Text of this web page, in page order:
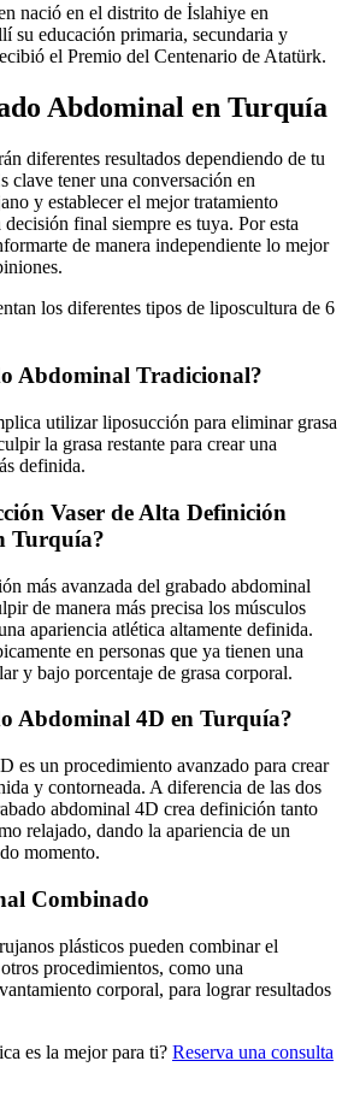
nació en el distrito de İslahiye en
su educación primaria, secundaria y
el Premio del Centenario de Atatürk.
Abdominal en Turquía
diferentes resultados dependiendo de tu
clave tener una conversación en
y establecer el mejor tratamiento
final siempre es tuya. Por esta
de manera independiente lo mejor
los diferentes tipos de liposcultura de 6
Abdominal Tradicional?
utilizar liposucción para eliminar grasa
la grasa restante para crear una
definida.
Vaser de Alta Definición
Turquía?
más avanzada del grabado abdominal
de manera más precisa los músculos
apariencia atlética altamente definida.
en personas que ya tienen una
y bajo porcentaje de grasa corporal.
Abdominal 4D en Turquía?
es un procedimiento avanzado para crear
y contorneada. A diferencia de las dos
abdominal 4D crea definición tanto
relajado, dando la apariencia de un
momento.
Combinado
plásticos pueden combinar el
procedimientos, como una
corporal, para lograr resultados
es la mejor para ti? Reserva una consulta